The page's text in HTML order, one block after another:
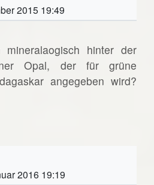
2015 19:49
hinter der
Opal, der für grüne
angegeben wird?
2016 19:19